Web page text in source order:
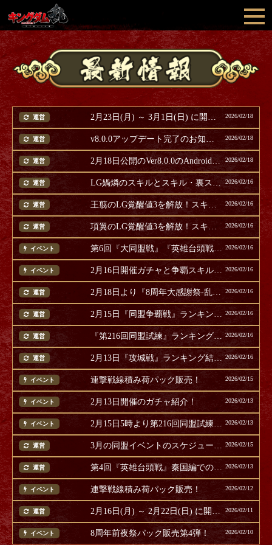
運営 2026/02/18
運営 2026/02/18
運営 2026/02/18
運営 2026/02/16
運営 2026/02/16
運営 2026/02/16
イベント 第6回『大同盟戦』『英雄台頭戦【秦国編】』テスト開催 2026/02/16
イベント 2月16日開催ガチャと争覇スキル追想パック紹介 2026/02/16
運営 2月18日より『8周年大感謝祭-乱-』開催！ 2026/02/16
運営 2026/02/16
運営 『第216回同盟試練』ランキング結果発表 2026/02/16
運営 2月13日『攻城戦』ランキング結果発表 2026/02/16
イベント 連撃戦線積み荷パック販売！ 2026/02/15
イベント 2月13日開催のガチャ紹介！ 2026/02/13
イベント 2026/02/13
運営 2026/02/15
運営 第4回『英雄台頭戦』秦国編での使用率上位の武将発表 2026/02/13
イベント 連撃戦線積み荷パック販売！ 2026/02/12
運営 2026/02/11
イベント 8周年前夜祭パック販売第4弾！ 2026/02/10